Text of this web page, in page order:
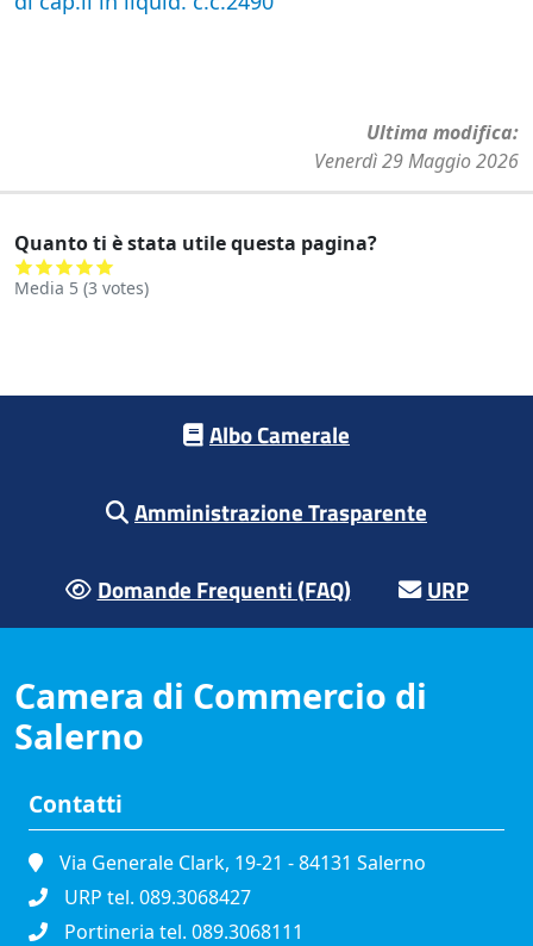
Ultima modifica
Venerdì 29 Maggio 2026
Quanto ti è stata utile questa pagina?
Media 5 (3 votes)
Albo Camerale
Amministrazione Trasparente
Domande Frequenti (FAQ) URP
Camera di Commercio di
Salerno
Contatti
Via Generale Clark, 19-21 - 84131 Salerno
URP tel. 089.3068427
Portineria tel. 089.3068111